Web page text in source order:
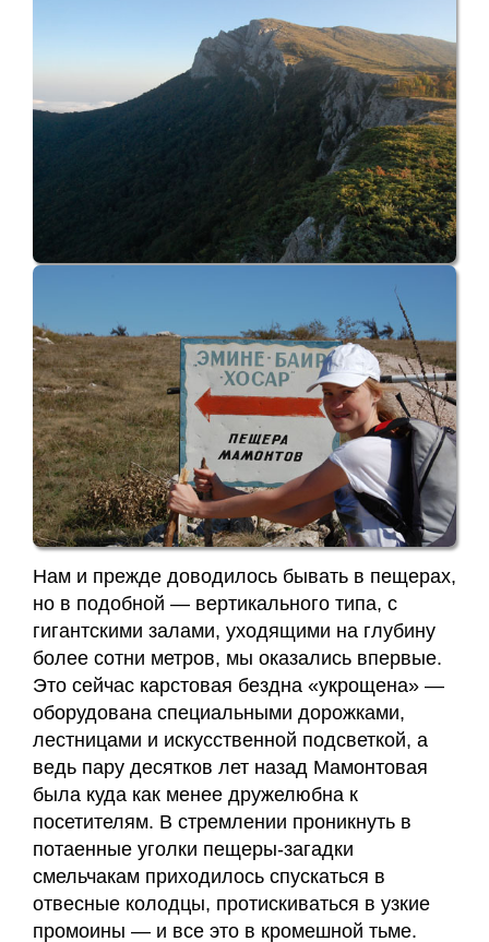
Нам и прежде доводилось бывать в пещерах,
но в подобной — вертикального типа, с
гигантскими залами, уходящими на глубину
более сотни метров, мы оказались впервые.
Это сейчас карстовая бездна «укрощена» —
оборудована специальными дорожками,
лестницами и искусственной подсветкой, а
ведь пару десятков лет назад Мамонтовая
была куда как менее дружелюбна к
посетителям. В стремлении проникнуть в
потаенные уголки пещеры-загадки
смельчакам приходилось спускаться в
отвесные колодцы, протискиваться в узкие
промоины — и все это в кромешной тьме.